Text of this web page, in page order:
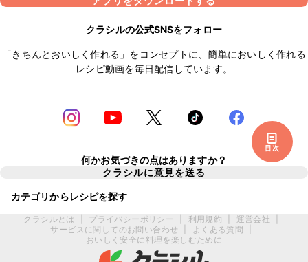
目次
クラシルの公式SNSをフォロー
「きちんとおいしく作れる」をコンセプトに、簡単においしく作れる
レシピ動画を毎日配信しています。
何かお気づきの点はありますか？
クラシルに意見を送る
カテゴリからレシピを探す
クラシルとは プライバシーポリシー 利用規約 運営会社
サービスに関してのお問い合わせ
よくある質問
おいしく安全に料理を楽しむために